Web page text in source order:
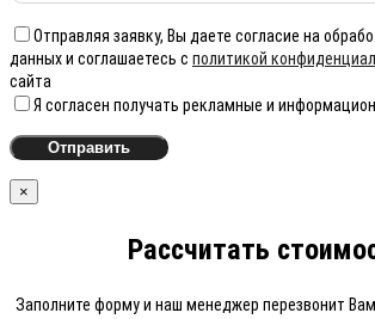
Отправляя заявку, Вы даете согласие на
данных и соглашаетесь с политикой
сайта
Я согласен получать рекламные и
×
Рассчитать
Заполните форму и наш менеджер перезвонит